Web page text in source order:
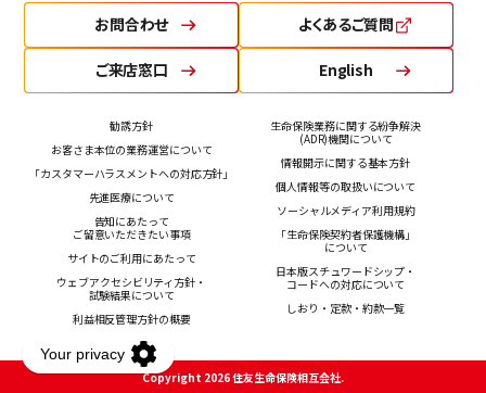
お問合わせ よくあるご質問
ご来店窓口 English
勧誘方針
お客さま本位の業務運営について
「カスタマーハラスメントへの対応方針」
先進医療について
告知にあたって
ご留意いただきたい事項
サイトのご利用にあたって
ウェブアクセシビリティ方針・
試験結果について
利益相反管理方針の概要
生命保険業務に関する紛争解決
(ADR)機関について
情報開示に関する基本方針
個人情報等の取扱いについて
ソーシャルメディア利用規約
「生命保険契約者保護機構」
について
日本版スチュワードシップ・
コードへの対応について
しおり・定款・約款一覧
Copyright 2026 住友生命保険相互会社.